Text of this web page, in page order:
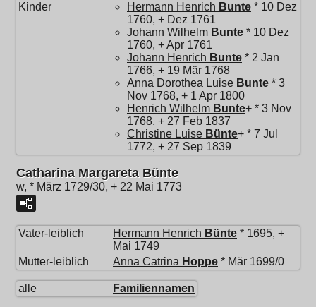
Kinder
Hermann Henrich Bunte * 10 Dez
1760, + Dez 1761
Johann Wilhelm Bunte * 10 Dez
1760, + Apr 1761
Johann Henrich Bunte * 2 Jan
1766, + 19 Mär 1768
Anna Dorothea Luise Bunte * 3
Nov 1768, + 1 Apr 1800
Henrich Wilhelm Bunte+ * 3 Nov
1768, + 27 Feb 1837
Christine Luise Bünte+ * 7 Jul
1772, + 27 Sep 1839
Catharina Margareta Bünte
w, * März 1729/30, + 22 Mai 1773
Vater-leiblich Hermann Henrich Bünte * 1695, +
Mai 1749
Mutter-leiblich
Anna Catrina Hoppe * Mär 1699/0
alle Familiennamen